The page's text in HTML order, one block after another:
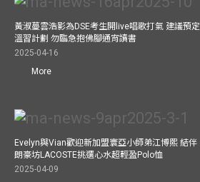
黃淑蔓雲浩影為DSE考生開live唱歌打氣 建議預定
溫習計劃 勿臨急抱佛腳通宵讀書
2025-04-16
More
Evelyn與Vian歡迎新加盟寰亞小師弟江博熙 結伴
朗豪坊LACOSTE挑選心水超輕盈Polo恤
2025-04-09